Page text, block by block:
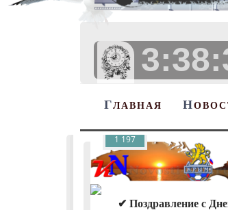
ГЛАВНАЯ Н
✔ Поздравление с
1 197